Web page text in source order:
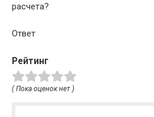
расчета?
Ответ
Рейтинг
( Пока оценок нет )